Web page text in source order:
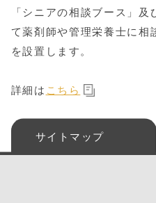
「シニアの相談ブース」
て薬剤師や管理栄養士に相
を設置します。
詳細は こちら
サイトマップ